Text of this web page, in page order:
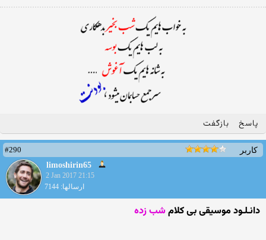
پاسخ بازگفت
کاربر
#290
limoshirin65
2 Jan 2017 21:15
ارسالها: 7144
دانـلـود موسیقی بی کلامشب زده